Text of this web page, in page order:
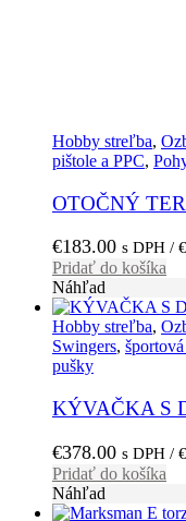
Hobby streľba,
pištole a PPC,
OTOČNÝ
€183.00 s DPH / €
Pridať do košíka
Náhľad
Hobby streľba,
Swingers,
pušky
KÝVAČKA S
€378.00 s DPH / €
Pridať do košíka
Náhľad